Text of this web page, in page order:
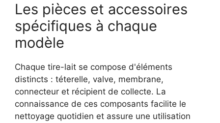
Les pièces et accessoires
spécifiques à chaque
modèle
Chaque tire-lait se compose d'éléments
distincts : téterelle, valve, membrane,
connecteur et récipient de collecte. La
connaissance de ces composants facilite le
nettoyage quotidien et assure une utilisation